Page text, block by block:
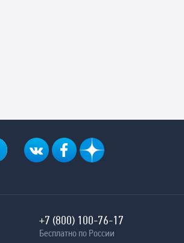
+7 (800) 100-76-17
Бесплатно по России